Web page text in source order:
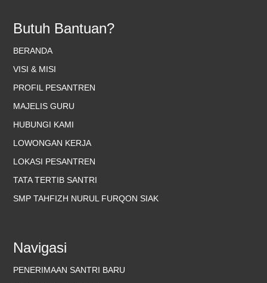
Butuh Bantuan?
BERANDA
VISI & MISI
PROFIL PESANTREN
MAJELIS GURU
HUBUNGI KAMI
LOWONGAN KERJA
LOKASI PESANTREN
TATA TERTIB SANTRI
SMP TAHFIZH NURUL FURQON SIAK
Navigasi
PENERIMAAN SANTRI BARU